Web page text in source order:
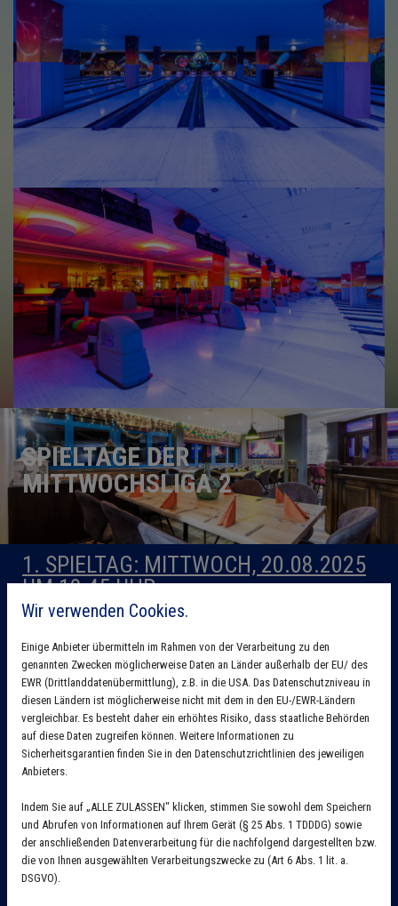
SPIELTAGE DER
MITTWOCHSLIGA 2
1. SPIELTAG: MITTWOCH, 20.08.2025
UM 19:45 UHR
1 – 2 3 – 4
7 – 8
2. SPIELTAG: MITTWOCH, 03.09.2025
UM 19:45 UHR
1 – 3
3. SPIELTAG: MITTWOCH, 17.09.2025
Wir verwenden Cookies.
Einige Anbieter übermitteln im Rahmen von der Verarbeitung zu den
genannten Zwecken möglicherweise Daten an Länder außerhalb der EU/ des
EWR (Drittlanddatenübermittlung), z.B. in die USA. Das Datenschutzniveau in
diesen Ländern ist möglicherweise nicht mit dem in den EU-/EWR-Ländern
vergleichbar. Es besteht daher ein erhöhtes Risiko, dass staatliche Behörden
auf diese Daten zugreifen können. Weitere Informationen zu
Sicherheitsgarantien finden Sie in den Datenschutzrichtlinien des jeweiligen
Anbieters.
Indem Sie auf „ALLE ZULASSEN" klicken, stimmen Sie sowohl dem Speichern
und Abrufen von Informationen auf Ihrem Gerät (§ 25 Abs. 1 TDDDG) sowie
der anschließenden Datenverarbeitung für die nachfolgend dargestellten bzw.
die von Ihnen ausgewählten Verarbeitungszwecke zu (Art 6 Abs. 1 lit. a.
DSGVO).